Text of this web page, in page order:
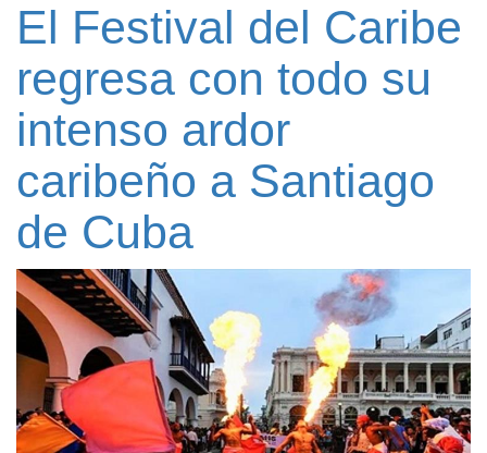
El Festival del Caribe
regresa con todo su
intenso ardor
caribeño a Santiago
de Cuba